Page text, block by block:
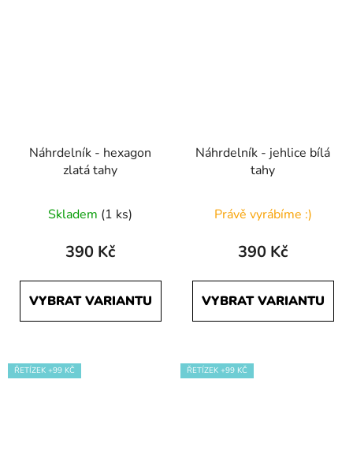
Náhrdelník - hexagon
zlatá tahy
Skladem (1 ks)
390 Kč
VYBRAT VARIANTU
Náhrdelník - jehlice bílá
tahy
Právě vyrábíme :)
390 Kč
VYBRAT VARIANTU
ŘETÍZEK +99 KČ ŘETÍZEK +99 KČ